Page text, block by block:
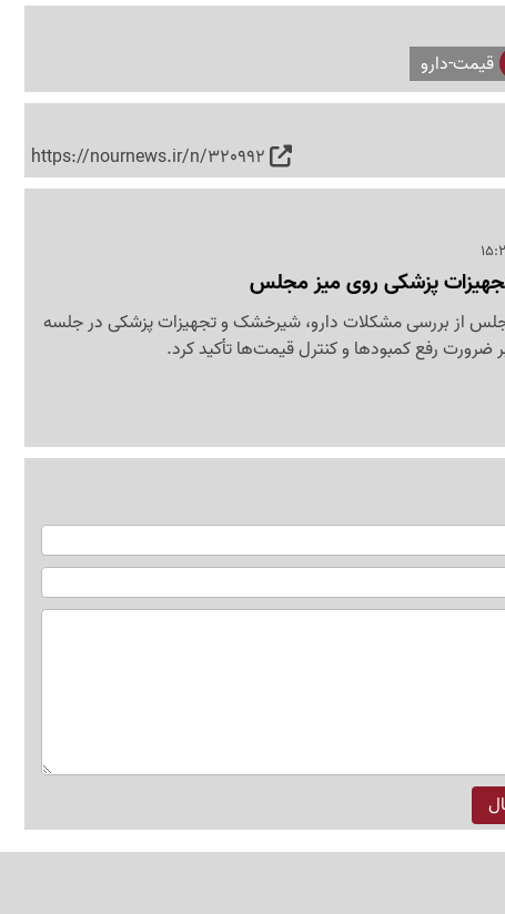
قیمت-دارو
https://nournews.ir/n/320992
تجهیزات پزشکی روی میز مجلس
از بررسی مشکلات دارو، شیرخشک و تجهیزات پزشکی در جلسه
ضرورت رفع کمبودها و کنترل قیمت‌ها تأکید کرد.